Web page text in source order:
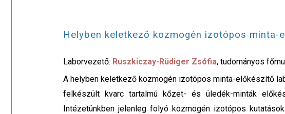
Helyben keletkező kozmogén izotópos minta-
Laborvezető: Ruszkiczay-Rüdiger Zsófia, tudományos
A helyben keletkező kozmogén izotópos minta-előkészítő
felkészült kvarc tartalmú kőzet- és üledék-minták
Intézetünkben jelenleg folyó kozmogén izotópos